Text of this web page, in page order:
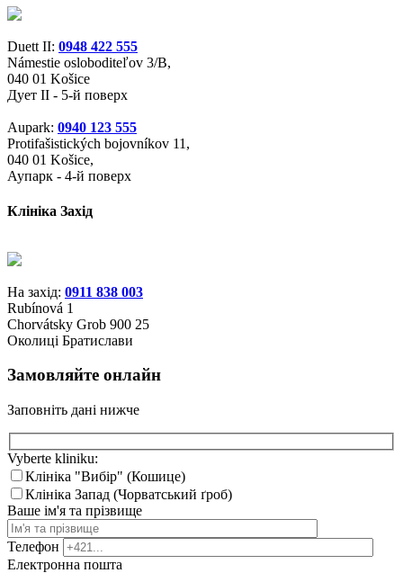
Duett II: 0948 422 555
Námestie osloboditeľov 3/B,
040 01 Košice
Дует II - 5-й поверх
Aupark: 0940 123 555
Protifašistických bojovníkov 11,
040 01 Košice,
Аупарк - 4-й поверх
Клініка Захід
На захід: 0911 838 003
Rubínová 1
Chorvátsky Grob 900 25
Околиці Братислави
Замовляйте онлайн
Заповніть дані нижче
Vyberte kliniku:
Клініка "Вибір" (Кошице)
Клініка Запад (Чорватський ґроб)
Ваше ім'я та прізвище
Телефон
Електронна пошта